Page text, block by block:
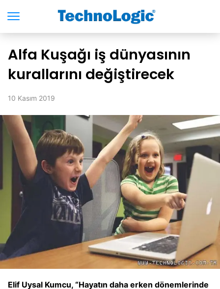
Alfa Kuşağı iş dünyasının
kurallarını değiştirecek
10 Kasım 2019
Elif Uysal Kumcu, “Hayatın daha erken dönemlerinde